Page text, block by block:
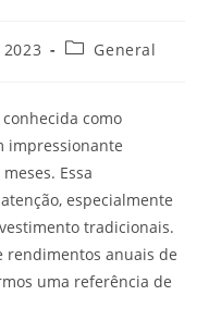
PostGeneral
como
impressionante
Essa
especialmente
tradicionais.
rendimentos anuais de
uma referência de